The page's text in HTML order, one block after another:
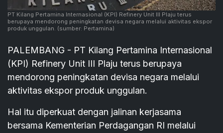
PT Kilang Pertamina Internasional (KPI) Refinery Unit III Plaju terus
berupaya mendorong peningkatan devisa negara melalui aktivitas ekspor
produk unggulan. (sumber: Pertamina)
PALEMBANG - PT Kilang Pertamina Internasional
(KPI) Refinery Unit III Plaju terus berupaya
mendorong peningkatan devisa negara melalui
aktivitas ekspor produk unggulan.
Hal itu diperkuat dengan jalinan kerjasama
bersama Kementerian Perdagangan RI melalui